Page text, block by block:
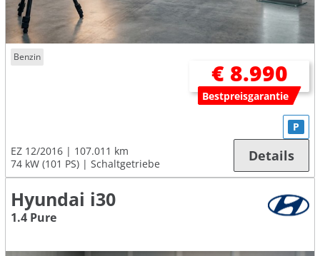
Benzin
€ 8.990
Bestpreisgarantie
EZ 12/2016
107.011 km
74 kW (101 PS)
Schaltgetriebe
P
Details
Hyundai i30
1.4 Pure